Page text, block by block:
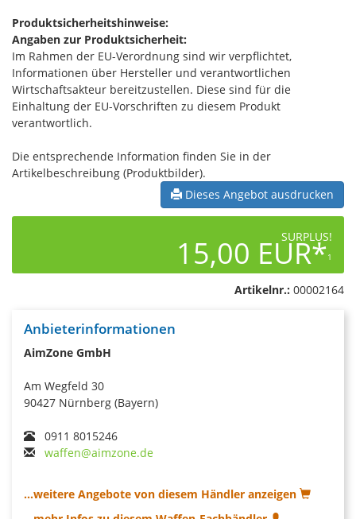
Produktsicherheitshinweise:
Angaben zur Produktsicherheit:
Im Rahmen der EU-Verordnung sind wir verpflichtet,
Informationen über Hersteller und verantwortlichen
Wirtschaftsakteur bereitzustellen. Diese sind für die
Einhaltung der EU-Vorschriften zu diesem Produkt
verantwortlich.
Die entsprechende Information finden Sie in der
Artikelbeschreibung (Produktbilder).
Dieses Angebot ausdrucken
SURPLUS!
15,00 EUR*1
Artikelnr.: 00002164
Anbieterinformationen
AimZone GmbH
Am Wegfeld 30
90427 Nürnberg (Bayern)
0911 8015246
waffen@aimzone.de
...weitere Angebote von diesem Händler anzeigen